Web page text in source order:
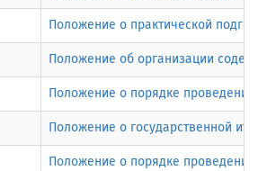
Положение о практической
Положение об организации
Положение о порядке
Положение о государственной
Положение о порядке